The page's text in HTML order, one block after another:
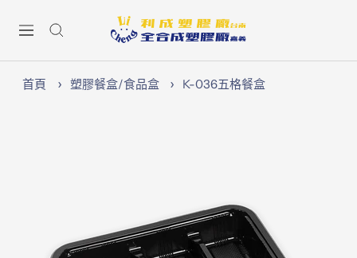
容
導
Lichen74
首頁 塑膠餐盒/食品盒 K-036五格餐盒